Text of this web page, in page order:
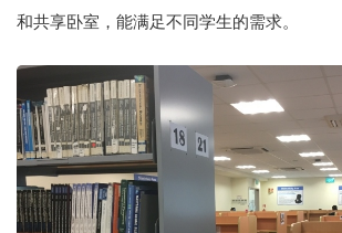
和共享卧室，能满足不同学生的需求。